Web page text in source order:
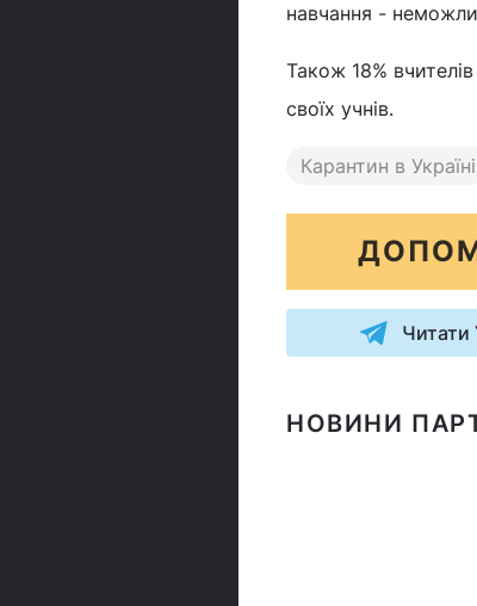
навчання -
Також 18%
своїх учнів.
Карантин в Україні
Читати
НОВИНИ